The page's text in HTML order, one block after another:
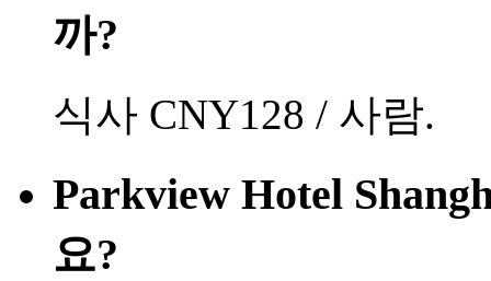
까?
식사 CNY128 / 사람.
Parkview Hotel
요?